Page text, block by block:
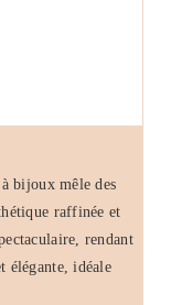
bijoux mêle des
raffinée et
rendant
élégante, idéale